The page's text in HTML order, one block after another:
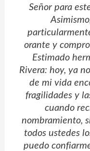
Señor para
orante y
Estimado
Rivera: hoy, ya
de mi vida
fragilidades y
cuando
nombramiento,
todos ustedes
puedo